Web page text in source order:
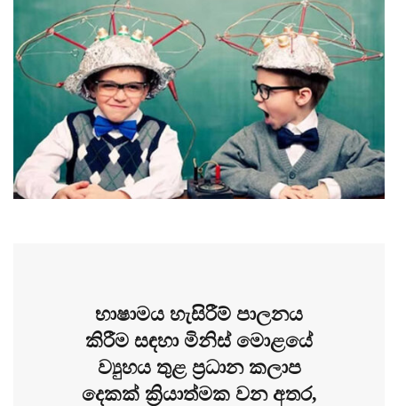
භාෂාමය හැසිරීම් පාලනය
කිරීම සඳහා මිනිස් මොළයේ
ව්‍යුහය තුළ ප්‍රධාන කලාප
දෙකක් ක්‍රියාත්මක වන අතර,